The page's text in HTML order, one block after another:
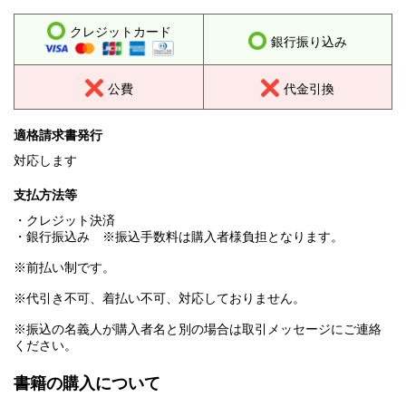
クレジットカード
銀行振り込み
公費 代金引換
適格請求書発行
対応します
支払方法等
・クレジット決済
・銀行振込み ※振込手数料は購入者様負担となります。
※前払い制です。
※代引き不可、着払い不可、対応しておりません。
※振込の名義人が購入者名と別の場合は取引メッセージにご連絡
ください。
書籍の購入について